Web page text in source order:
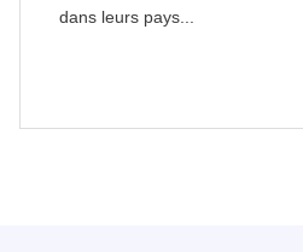
dans leurs pays...